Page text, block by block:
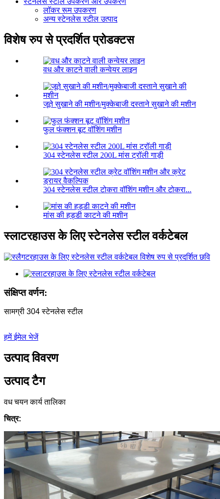
लॉकर रूम उपकरण
अन्य स्टेनलेस स्टील उत्पाद
विशेष रुप से प्रदर्शित प्रोडक्टस
वध और काटने वाली कन्वेयर लाइन
जूते सुखाने की मशीन/मुक्केबाजी दस्ताने सुखाने की मशीन
फुल फंक्शन बूट वॉशिंग मशीन
304 स्टेनलेस स्टील 200L मांस ट्रॉली गाड़ी
304 स्टेनलेस स्टील टोकरा वॉशिंग मशीन और टोकरा...
मांस की हड्डी काटने की मशीन
स्लाटरहाउस के लिए स्टेनलेस स्टील वर्कटेबल
संक्षिप्त वर्णन:
सामग्री 304 स्टेनलेस स्टील
हमें ईमेल भेजें
उत्पाद विवरण
उत्पाद टैग
वध चयन कार्य तालिका
चित्र: